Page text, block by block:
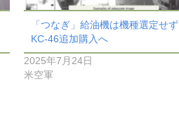
「つなぎ」給油機は機種選定せず
KC-46追加購入へ
2025年7月24日
米空軍